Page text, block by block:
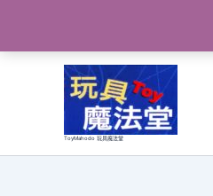
內
ToyMahodo 玩具魔法堂